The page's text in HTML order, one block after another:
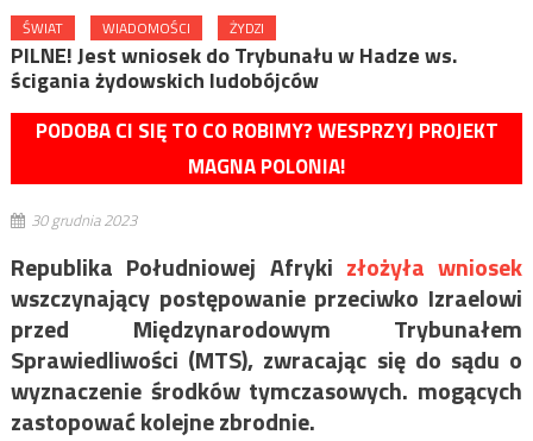
ŚWIAT WIADOMOŚCI ŻYDZI
PILNE! Jest wniosek do Trybunału w Hadze ws.
ścigania żydowskich ludobójców
PODOBA CI SIĘ TO CO ROBIMY? WESPRZYJ PROJEKT
MAGNA POLONIA!
30 grudnia 2023
Republika Południowej Afryki złożyła wniosek
wszczynający postępowanie przeciwko Izraelowi
przed Międzynarodowym Trybunałem
Sprawiedliwości (MTS), zwracając się do sądu o
wyznaczenie środków tymczasowych. mogących
zastopować kolejne zbrodnie.